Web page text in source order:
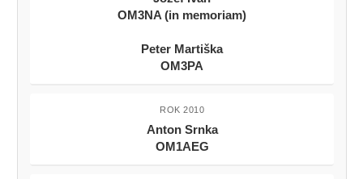
OM3NA (in memoriam)
Peter Martiška
OM3PA
ROK 2010
Anton Srnka
OM1AEG